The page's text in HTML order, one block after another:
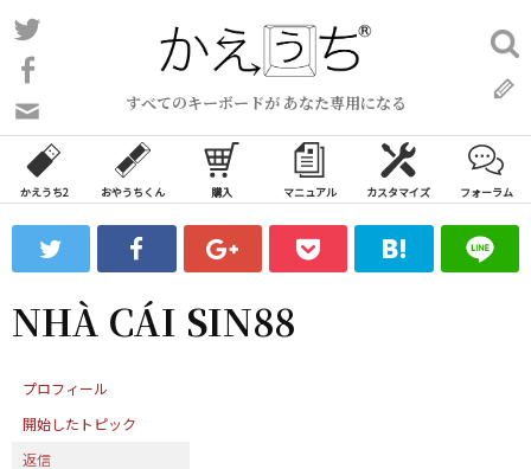
コ
ン
ン
ツ
ス
ッ
プ
すべてのキーボードが あなた専用になる
い
合
わ
フ
ォ
ム
検
索:
かえうち2 おやうちくん 購入 マニュアル カスタマイズ フォーラム
NHÀ CÁI SIN88
プロフィール
開始したトピック
返信